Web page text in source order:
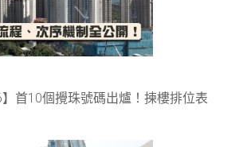
】首10個攪珠號碼出爐！揀樓排位表